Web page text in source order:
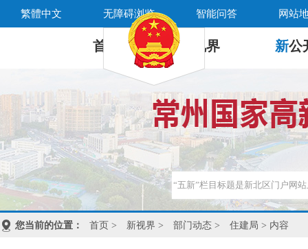
繁體中文 无障碍浏览 智能问答 网站
首 页 新 视界 新公
您当前的位置： 首页 > 新视界 > 部门动态 > 住建局 > 内容